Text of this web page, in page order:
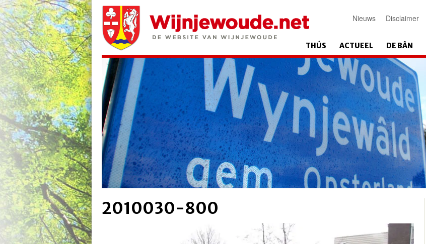
Nieuws Disclaimer
THÚS ACTUEEL DE BÂN
2010030-800